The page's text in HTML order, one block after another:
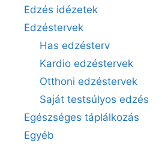
Edzés idézetek
Edzéstervek
Has edzésterv
Kardio edzéstervek
Otthoni edzéstervek
Saját testsúlyos edzés
Egészséges táplálkozás
Egyéb